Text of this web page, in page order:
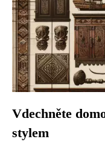
Vdechněte
stylem